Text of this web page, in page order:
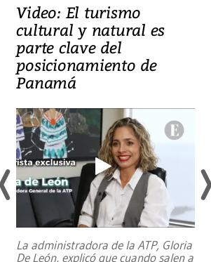
Video: El turismo
cultural y natural es
parte clave del
posicionamiento de
Panamá
La administradora de la ATP, Gloria
De León, explicó que cuando salen a